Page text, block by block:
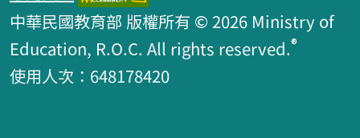
中華民國教育部 版權所有 © 2026 Ministry of
Education, R.O.C. All rights reserved.®
使用人次：648178420